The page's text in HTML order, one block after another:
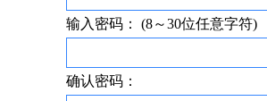
输入密码： (8～30位任意字符)
确认密码：